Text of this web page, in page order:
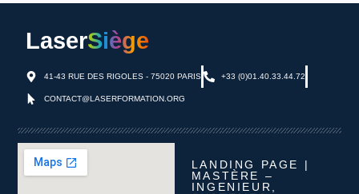
LaserSiège
41-43 RUE DES RIGOLES - 75020 PARIS +33 (0)01.40.33.44.72
CONTACT@LASERFORMATION.ORG
LANDING PAGE |
MASTÈRE –
INGENIEUR,